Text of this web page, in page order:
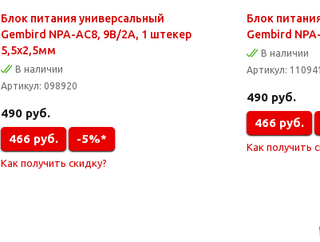
Блок питания универсальный
Gembird NPA-AC8, 9В/2А, 1 штекер
5,5х2,5мм
В наличии
Артикул: 098920
490 руб.
466 руб. -5%*
Как получить скидку?
Блок
Gembird
В наличии
Артикул: 110941
490руб.
466руб.
Как получить